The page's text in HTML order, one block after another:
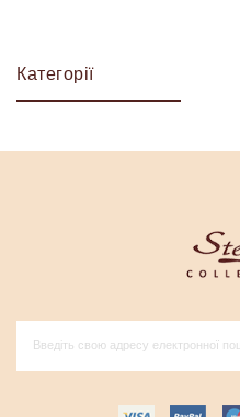
Категорії